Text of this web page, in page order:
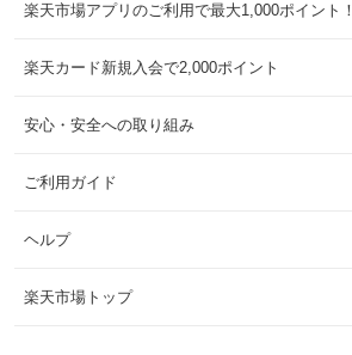
楽天市場アプリのご利用で最大1,000ポイント！
楽天カード新規入会で2,000ポイント
安心・安全への取り組み
ご利用ガイド
ヘルプ
楽天市場トップ